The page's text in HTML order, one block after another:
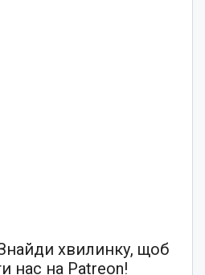
хвилинку, щоб
нас на Patreon!